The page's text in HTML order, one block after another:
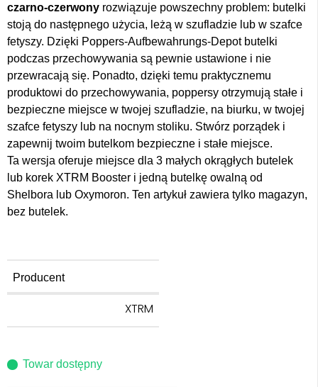
czarno-czerwony rozwiązuje powszechny problem: butelki
stoją do następnego użycia, leżą w szufladzie lub w szafce
fetyszy. Dzięki Poppers-Aufbewahrungs-Depot butelki
podczas przechowywania są pewnie ustawione i nie
przewracają się. Ponadto, dzięki temu praktycznemu
produktowi do przechowywania, poppersy otrzymują stałe i
bezpieczne miejsce w twojej szufladzie, na biurku, w twojej
szafce fetyszy lub na nocnym stoliku. Stwórz porządek i
zapewnij twoim butelkom bezpieczne i stałe miejsce.
Ta wersja oferuje miejsce dla 3 małych okrągłych butelek
lub korek XTRM Booster i jedną butelkę owalną od
Shelbora lub Oxymoron. Ten artykuł zawiera tylko magazyn,
bez butelek.
Producent
XTRM
Towar dostępny